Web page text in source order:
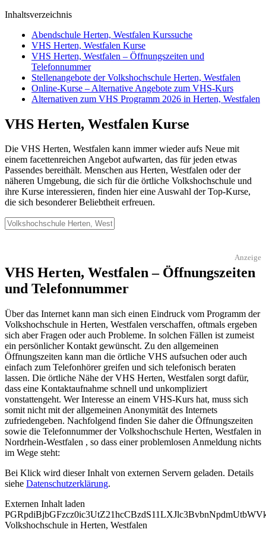
Inhaltsverzeichnis
Abendschule Herten, Westfalen Kurssuche
VHS Herten, Westfalen Kurse
VHS Herten, Westfalen – Öffnungszeiten und
Telefonnummer
Stellenangebote der Volkshochschule Herten, Westfalen
Online-Kurse – Alternative Angebote zum VHS-Kurs
Alternativen zum VHS Programm 2026 in Herten, Westfalen
VHS Herten, Westfalen Kurse
Die VHS Herten, Westfalen kann immer wieder aufs Neue mit
einem facettenreichen Angebot aufwarten, das für jeden etwas
Passendes bereithält. Menschen aus Herten, Westfalen oder der
näheren Umgebung, die sich für die örtliche Volkshochschule und
ihre Kurse interessieren, finden hier eine Auswahl der Top-Kurse,
die sich besonderer Beliebtheit erfreuen.
Anzeige
VHS Herten, Westfalen – Öffnungszeiten
und Telefonnummer
Über das Internet kann man sich einen Eindruck vom Programm der
Volkshochschule in Herten, Westfalen verschaffen, oftmals ergeben
sich aber Fragen oder auch Probleme. In solchen Fällen ist zumeist
ein persönlicher Kontakt gewünscht. Zu den allgemeinen
Öffnungszeiten kann man die örtliche VHS aufsuchen oder auch
einfach zum Telefonhörer greifen und sich telefonisch beraten
lassen. Die örtliche Nähe der VHS Herten, Westfalen sorgt dafür,
dass eine Kontaktaufnahme schnell und unkompliziert
vonstattengeht. Wer Interesse an einem VHS-Kurs hat, muss sich
somit nicht mit der allgemeinen Anonymität des Internets
zufriedengeben. Nachfolgend finden Sie daher die Öffnungszeiten
sowie die Telefonnummer der Volkshochschule Herten, Westfalen in
Nordrhein-Westfalen , so dass einer problemlosen Anmeldung nichts
im Wege steht:
Bei Klick wird dieser Inhalt von externen Servern geladen. Details
siehe Datenschutzerklärung.
Externen Inhalt laden
Volkshochschule in Herten, Westfalen